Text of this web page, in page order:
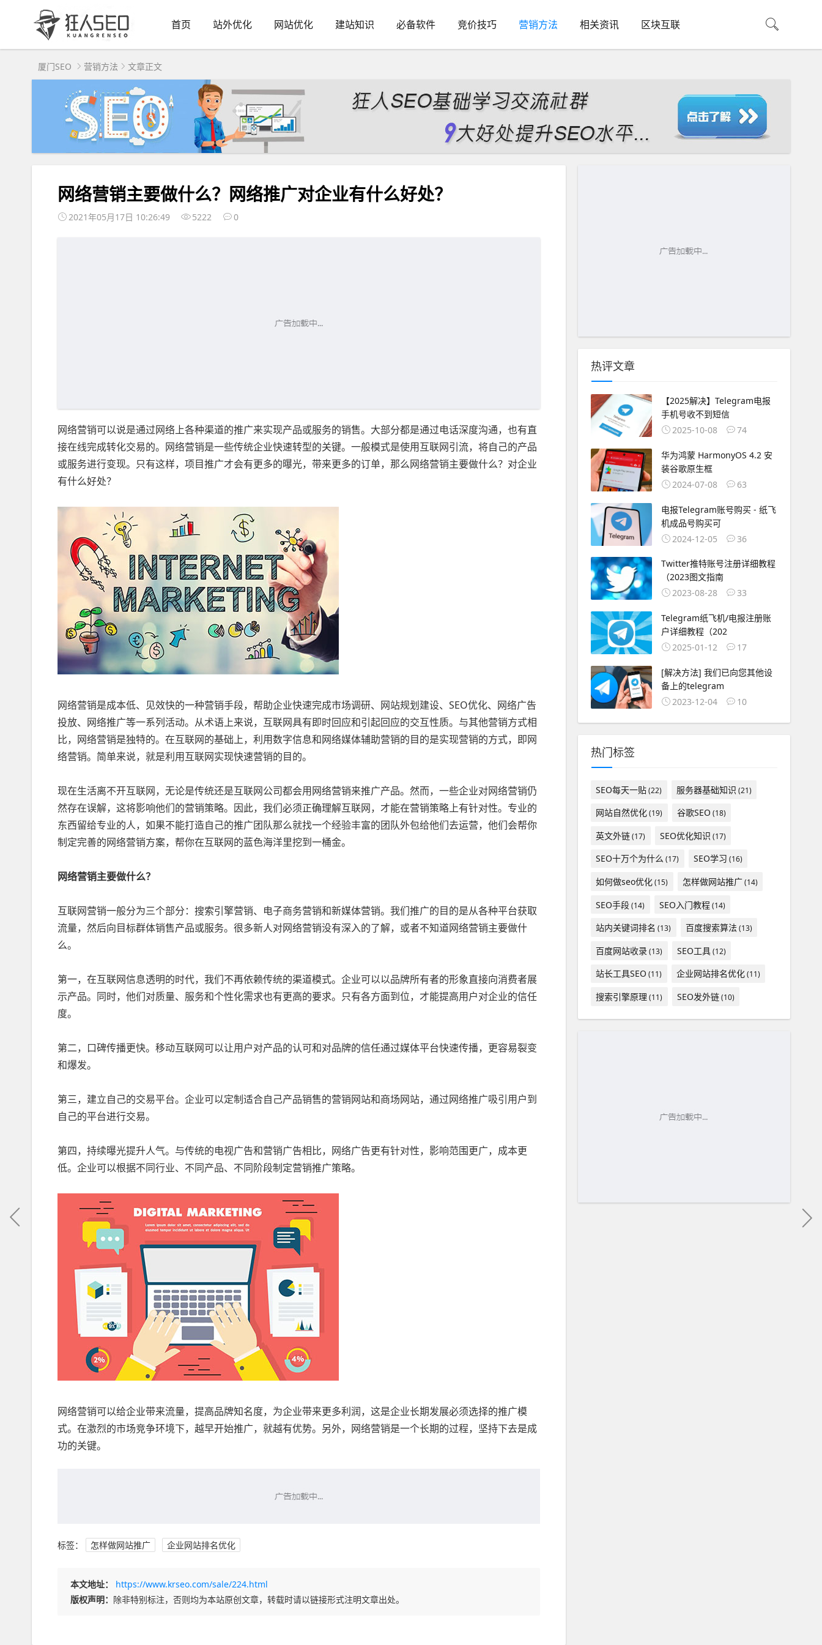
首页 站外优化 网站优化 建站知识 必备软件 竞价技巧 营销方法 相关资讯 区块互联
厦门SEO 营销方法 文章正文
网络营销主要做什么？网络推广对企业有什么好处？
2021年05月17日 10:26:49 5222 0
网络营销可以说是通过网络上各种渠道的推广来实现产品或服务的销售。大部分都是通过电话深度沟通，也有直
接在线完成转化交易的。网络营销是一些传统企业快速转型的关键。一般模式是使用互联网引流，将自己的产品
或服务进行变现。只有这样，项目推广才会有更多的曝光，带来更多的订单，那么网络营销主要做什么？对企业
有什么好处？
网络营销是成本低、见效快的一种营销手段，帮助企业快速完成市场调研、网站规划建设、SEO优化、网络广告
投放、网络推广等一系列活动。从术语上来说，互联网具有即时回应和引起回应的交互性质。与其他营销方式相
比，网络营销是独特的。在互联网的基础上，利用数字信息和网络媒体辅助营销的目的是实现营销的方式，即网
络营销。简单来说，就是利用互联网实现快速营销的目的。
现在生活离不开互联网，无论是传统还是互联网公司都会用网络营销来推广产品。然而，一些企业对网络营销仍
然存在误解，这将影响他们的营销策略。因此，我们必须正确理解互联网，才能在营销策略上有针对性。专业的
东西留给专业的人，如果不能打造自己的推广团队那么就找一个经验丰富的团队外包给他们去运营，他们会帮你
制定完善的网络营销方案，帮你在互联网的蓝色海洋里挖到一桶金。
网络营销主要做什么？
互联网营销一般分为三个部分：搜索引擎营销、电子商务营销和新媒体营销。我们推广的目的是从各种平台获取
流量，然后向目标群体销售产品或服务。很多新人对网络营销没有深入的了解，或者不知道网络营销主要做什
么。
第一，在互联网信息透明的时代，我们不再依赖传统的渠道模式。企业可以以品牌所有者的形象直接向消费者展
示产品。同时，他们对质量、服务和个性化需求也有更高的要求。只有各方面到位，才能提高用户对企业的信任
度。
第二，口碑传播更快。移动互联网可以让用户对产品的认可和对品牌的信任通过媒体平台快速传播，更容易裂变
和爆发。
第三，建立自己的交易平台。企业可以定制适合自己产品销售的营销网站和商场网站，通过网络推广吸引用户到
自己的平台进行交易。
第四，持续曝光提升人气。与传统的电视广告和营销广告相比，网络广告更有针对性，影响范围更广，成本更
低。企业可以根据不同行业、不同产品、不同阶段制定营销推广策略。
网络营销可以给企业带来流量，提高品牌知名度，为企业带来更多利润，这是企业长期发展必须选择的推广模
式。在激烈的市场竞争环境下，越早开始推广，就越有优势。另外，网络营销是一个长期的过程，坚持下去是成
功的关键。
标签： 怎样做网站推广 企业网站排名优化
本文地址：
https://www.krseo.com/sale/224.html
版权声明： 除非特别标注，否则均为本站原创文章，转载时请以链接形式注明文章出处。
热评文章
【2025解决】Telegram电报
手机号收不到短信
2025-10-08
74
华为鸿蒙 HarmonyOS 4.2 安
装谷歌原生框
2024-07-08
63
电报Telegram账号购买 - 纸飞
机成品号购买可
2024-12-05
36
Twitter推特账号注册详细教程
（2023图文指南
2023-08-28
33
Telegram纸飞机/电报注册账
户详细教程（202
2025-01-12
17
[解决方法] 我们已向您其他设
备上的telegram
2023-12-04
10
热门标签
SEO每天一贴(22) 服务器基础知识 (21)
网站自然优化(19) 谷歌SEO (18)
英文外链(17) SEO优化知识 (17)
SEO十万个为什么 (17) SEO学习 (16)
如何做seo优化(15) 怎样做网站推广(14)
SEO手段(14) SEO入门教程(14)
站内关键词排名 (13) 百度搜索算法(13)
百度网站收录(13) SEO工具(12)
站长工具SEO (11) 企业网站排名优化(11)
搜索引擎原理 (11) SEO发外链(10)